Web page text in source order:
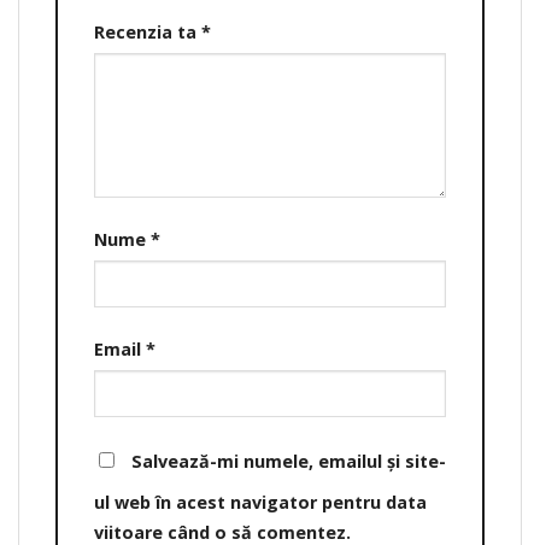
Recenzia ta *
Nume *
Email *
Salvează-mi numele, emailul și site-
ul web în acest navigator pentru data
viitoare când o să comentez.